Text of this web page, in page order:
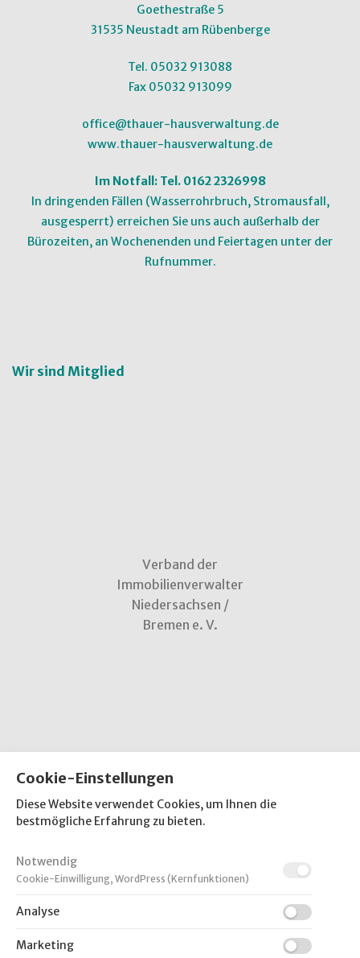
Goethestraße 5
31535 Neustadt am Rübenberge
Tel. 05032 913088
Fax 05032 913099
office@thauer-hausverwaltung.de
www.thauer-hausverwaltung.de
Im Notfall: Tel. 0162 2326998
In dringenden Fällen (Wasserrohrbruch, Stromausfall,
ausgesperrt) erreichen Sie uns auch außerhalb der
Bürozeiten, an Wochenenden und Feiertagen unter der
Rufnummer.
Wir sind Mitglied
Verband der
Immobilienverwalter
Niedersachsen /
Bremen e. V.
Neustadt a. Rbge. und
Umgebung e. V.
Cookie-Einstellungen
Diese Website verwendet Cookies, um Ihnen die
bestmögliche Erfahrung zu bieten.
Notwendig
Cookie-Einwilligung, WordPress (Kernfunktionen)
Analyse
Marketing